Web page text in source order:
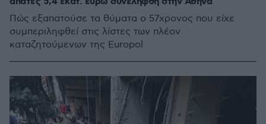
Πώς εξαπατούσε τα θύματα ο 57χρονος που είχε
συμπεριληφθεί στις λίστες των πλέον
καταζητούμενων της Europol